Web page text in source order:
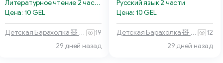
Литературное чтение 2 части
Цена: 10 GEL
Детская Барахолка 🧸 Батуми
19
29 дней назад
Русский язык 2 части
Цена: 10 GEL
Детская Барахолка 🧸 Батуми
12
29 дней назад